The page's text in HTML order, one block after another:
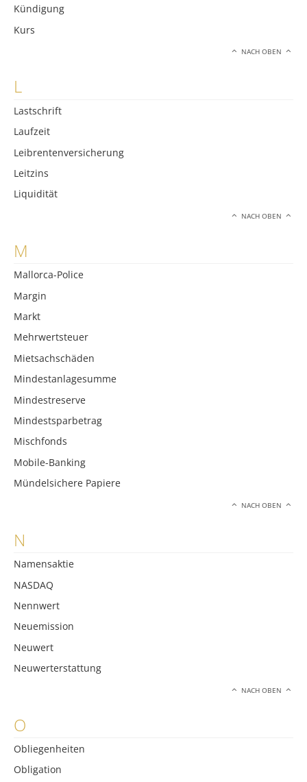
Kündigung
Kurs
NACH OBEN
L
Lastschrift
Laufzeit
Leibrentenversicherung
Leitzins
Liquidität
NACH OBEN
M
Mallorca-Police
Margin
Markt
Mehrwertsteuer
Mietsachschäden
Mindestanlagesumme
Mindestreserve
Mindestsparbetrag
Mischfonds
Mobile-Banking
Mündelsichere Papiere
NACH OBEN
N
Namensaktie
NASDAQ
Nennwert
Neuemission
Neuwert
Neuwerterstattung
NACH OBEN
O
Obliegenheiten
Obligation